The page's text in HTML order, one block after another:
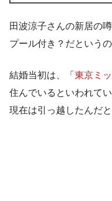
田波涼子さんの新居の
プール付き？だというの
結婚当初は、「 東京ミ
住んでいるといわれて
現在は引っ越したんだと